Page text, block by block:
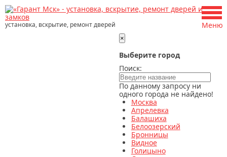
установка, вскрытие, ремонт дверей
×
Выберите город
Поиск:
По данному запросу ни
одного города не найдено!
Москва
Апрелевка
Балашиха
Белоозерский
Бронницы
Видное
Голицыно
Меню